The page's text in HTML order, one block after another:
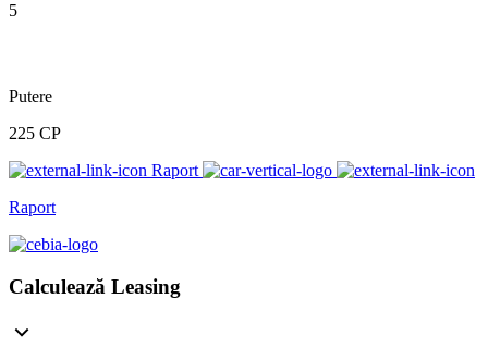
5
Putere
225 CP
Raport
Raport
Calculează Leasing